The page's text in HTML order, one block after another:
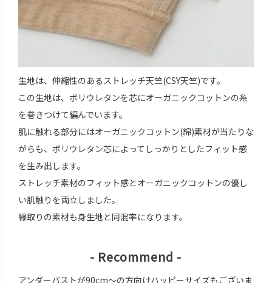
生地は、伸縮性のあるストレッチ天竺(CSY天竺)です。
この生地は、ポリウレタンを芯にオーガニックコットンの糸
を巻きつけて編んでいます。
肌に触れる部分にはオーガニックコットン(綿)素材が当たりな
がらも、ポリウレタン芯によってしっかりとしたフィット感
を生み出します。
ストレッチ素材のフィット感とオーガニックコットンの優し
い肌触りを両立しました。
縁取りの素材も身生地と同混率になります。
- Recommend -
アンダーバストが90cm～の方向けハッピーサイズもございま